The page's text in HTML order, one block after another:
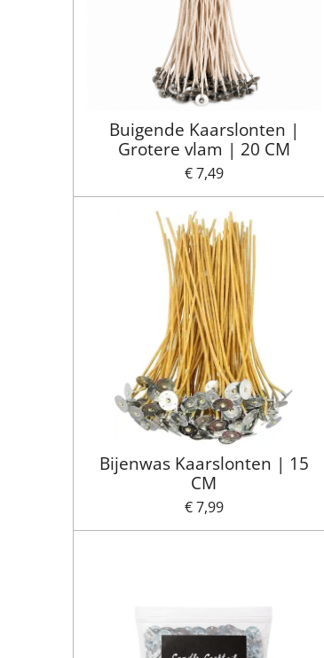
Buigende Kaarslonten |
Grotere vlam | 20 CM
€ 7,49
Bijenwas Kaarslonten | 15
CM
€ 7,99